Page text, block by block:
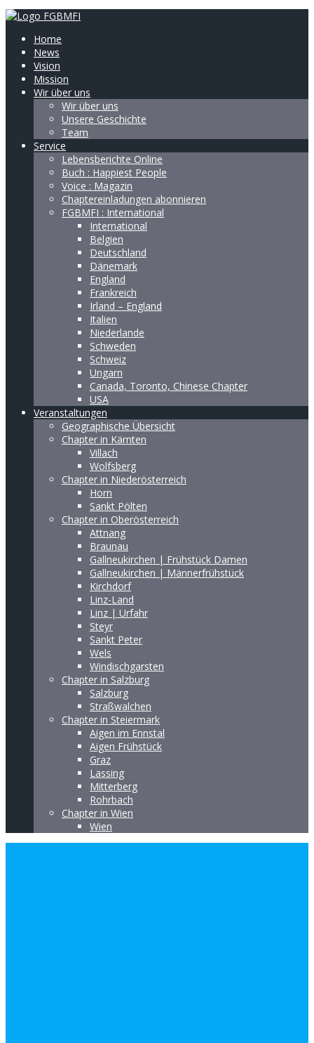
Home
News
Vision
Mission
Wir über uns
Wir über uns
Unsere Geschichte
Team
Service
Lebensberichte Online
Buch : Happiest People
Voice : Magazin
Chaptereinladungen abonnieren
FGBMFI : International
International
Belgien
Deutschland
Dänemark
England
Frankreich
Irland – England
Italien
Niederlande
Schweden
Schweiz
Ungarn
Canada, Toronto, Chinese Chapter
USA
Veranstaltungen
Geographische Übersicht
Chapter in Kärnten
Villach
Wolfsberg
Chapter in Niederösterreich
Horn
Sankt Pölten
Chapter in Oberösterreich
Attnang
Braunau
Gallneukirchen | Frühstück Damen
Gallneukirchen | Männerfrühstück
Kirchdorf
Linz-Land
Linz | Urfahr
Steyr
Sankt Peter
Wels
Windischgarsten
Chapter in Salzburg
Salzburg
Straßwalchen
Chapter in Steiermark
Aigen im Ennstal
Aigen Frühstück
Graz
Lassing
Mitterberg
Rohrbach
Chapter in Wien
Wien